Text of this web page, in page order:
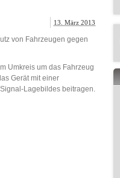
13. März 2013
von Fahrzeugen gegen
Umkreis um das Fahrzeug
Gerät mit einer
Lagebildes beitragen.